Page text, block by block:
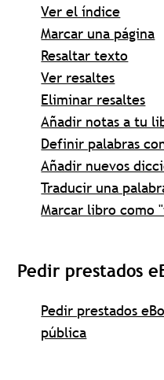
Ver el índice
Marcar una página
Resaltar texto
Ver resaltes
Eliminar resaltes
Añadir notas a tu
Definir palabras
Añadir nuevos
Traducir una
Marcar libro como
Pedir prestados
Pedir prestados
pública